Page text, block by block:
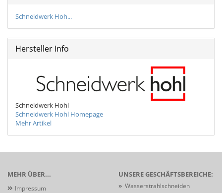
Schneidwerk Hoh...
Hersteller Info
Schneidwerk Hohl
Schneidwerk Hohl Homepage
Mehr Artikel
MEHR ÜBER...
Impressum
UNSERE GESCHÄFTSBEREICHE:
» Wasserstrahlschneiden